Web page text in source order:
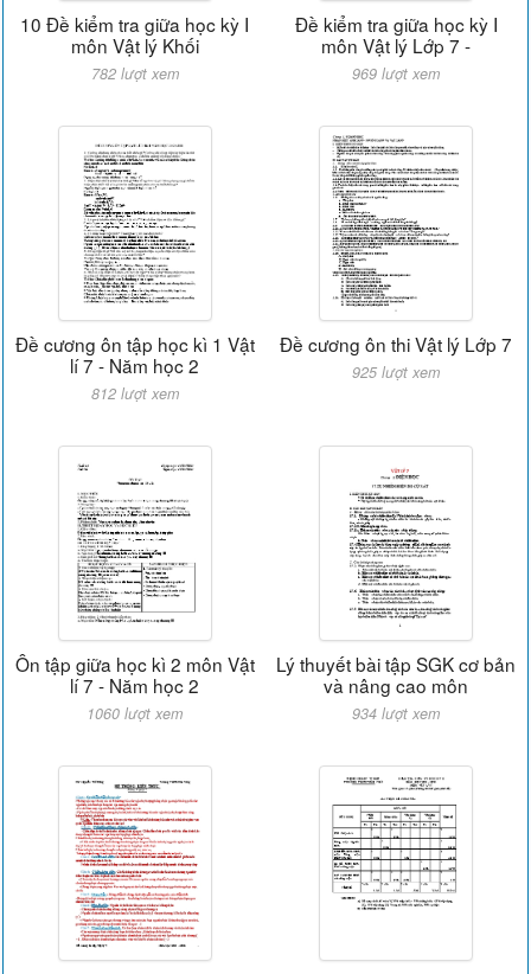
10 Đề kiểm tra giữa học kỳ I
môn Vật lý Khối
782 lượt xem
Đề kiểm tra giữa học kỳ I
môn Vật lý Lớp 7 -
969 lượt xem
Đề cương ôn tập học kì 1 Vật
lí 7 - Năm học 2
812 lượt xem
Đề cương ôn thi Vật lý Lớp 7
925 lượt xem
Ôn tập giữa học kì 2 môn Vật
lí 7 - Năm học 2
1060 lượt xem
Lý thuyết bài tập SGK cơ bản
và nâng cao môn
934 lượt xem